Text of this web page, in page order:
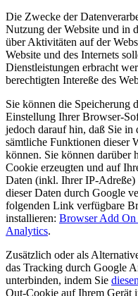
Die Zwecke der
Nutzung der Website und in
über Aktivitäten auf der
Website und des Internets
Dienstleistungen erbracht
berechtigten Intereße des
Sie können die Speicherung
Einstellung Ihrer Browser-
jedoch darauf hin, daß Sie in
sämtliche Funktionen dieser
können. Sie können darüber
Cookie erzeugten und auf
Daten (inkl. Ihrer IP-Adreße)
dieser Daten durch Google
folgenden Link verfügbare
installieren: Browser Add
Analytics.
Zusätzlich oder als
das Tracking durch Google
unterbinden, indem Sie
Out-Cookie auf Ihrem Gerät